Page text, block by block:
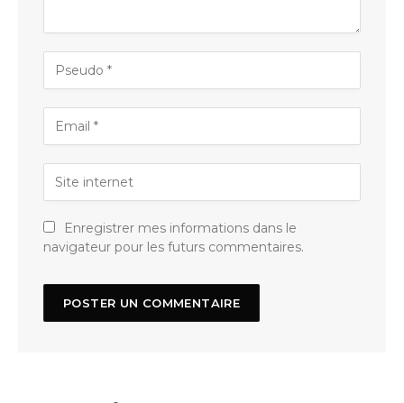
Enregistrer mes informations dans le
navigateur pour les futurs commentaires.